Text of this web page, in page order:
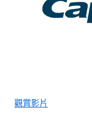
觀賞影片